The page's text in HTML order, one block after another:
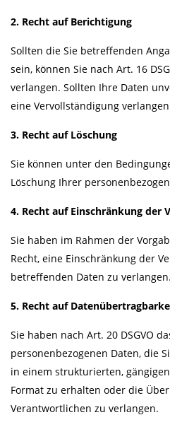
2. Recht auf Berichtigung
Sollten die Sie betreffenden
sein, können Sie nach Art. 16
verlangen. Sollten Ihre Daten
eine Vervollständigung
3. Recht auf Löschung
Sie können unter den
Löschung Ihrer
4. Recht auf Einschränkung der
Sie haben im Rahmen der
Recht, eine Einschränkung der
betreffenden Daten zu verlangen.
5. Recht auf
Sie haben nach Art. 20 DSGVO
personenbezogenen Daten, die
in einem strukturierten,
Format zu erhalten oder die
Verantwortlichen zu verlangen.